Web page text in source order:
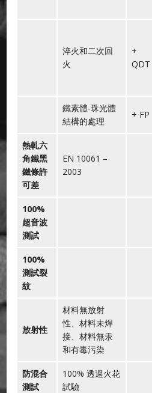
淬火和二次回
火
+
QDT
鐵素體-珠光體
結構的處理
+ FP
熱軋六
角鐵黑
鐵條許
可差
EN 10061 –
2003
100%
超音波
測試
100%
測試裂
紋
放射性
材料無放射
性、材料未焊
接、材料無汞
和有毒污染
防混合
測試
100% 透過火花
試驗